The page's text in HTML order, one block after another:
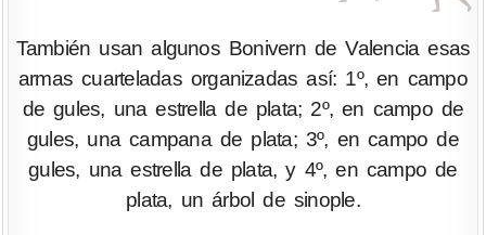
También usan algunos Bonivern de Valencia esas
armas cuarteladas organizadas así: 1º, en campo
de gules, una estrella de plata; 2º, en campo de
gules, una campana de plata; 3º, en campo de
gules, una estrella de plata, y 4º, en campo de
plata, un árbol de sinople.